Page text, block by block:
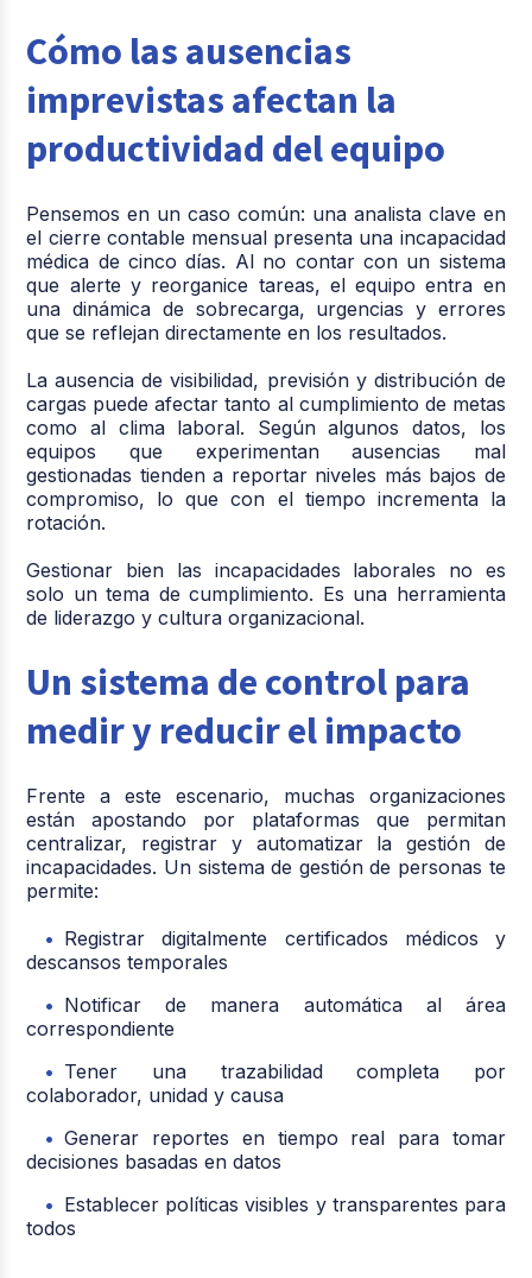
Cómo las ausencias
imprevistas afectan la
productividad del equipo
Pensemos en un caso común: una analista clave en
el cierre contable mensual presenta una incapacidad
médica de cinco días. Al no contar con un sistema
que alerte y reorganice tareas, el equipo entra en
una dinámica de sobrecarga, urgencias y errores
que se reflejan directamente en los resultados.
La ausencia de visibilidad, previsión y distribución de
cargas puede afectar tanto al cumplimiento de metas
como al clima laboral. Según algunos datos, los
equipos que experimentan ausencias mal
gestionadas tienden a reportar niveles más bajos de
compromiso, lo que con el tiempo incrementa la
rotación.
Gestionar bien las incapacidades laborales no es
solo un tema de cumplimiento. Es una herramienta
de liderazgo y cultura organizacional.
Un sistema de control para
medir y reducir el impacto
Frente a este escenario, muchas organizaciones
están apostando por plataformas que permitan
centralizar, registrar y automatizar la gestión de
incapacidades. Un sistema de gestión de personas te
permite:
Registrar digitalmente certificados médicos y
descansos temporales
Notificar de manera automática al área
correspondiente
Tener una trazabilidad completa por
colaborador, unidad y causa
Generar reportes en tiempo real para tomar
decisiones basadas en datos
Establecer políticas visibles y transparentes para
todos